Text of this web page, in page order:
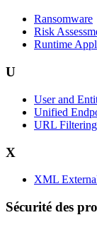
Ransomware
Risk
Runtime
U
User and
Unified
URL Filtering
X
XML
Sécurité des